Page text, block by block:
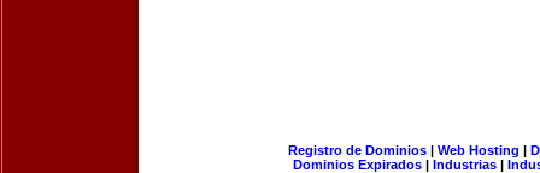
Registro de Dominios| Web Hosting |
Dominios Expirados | Industrias |